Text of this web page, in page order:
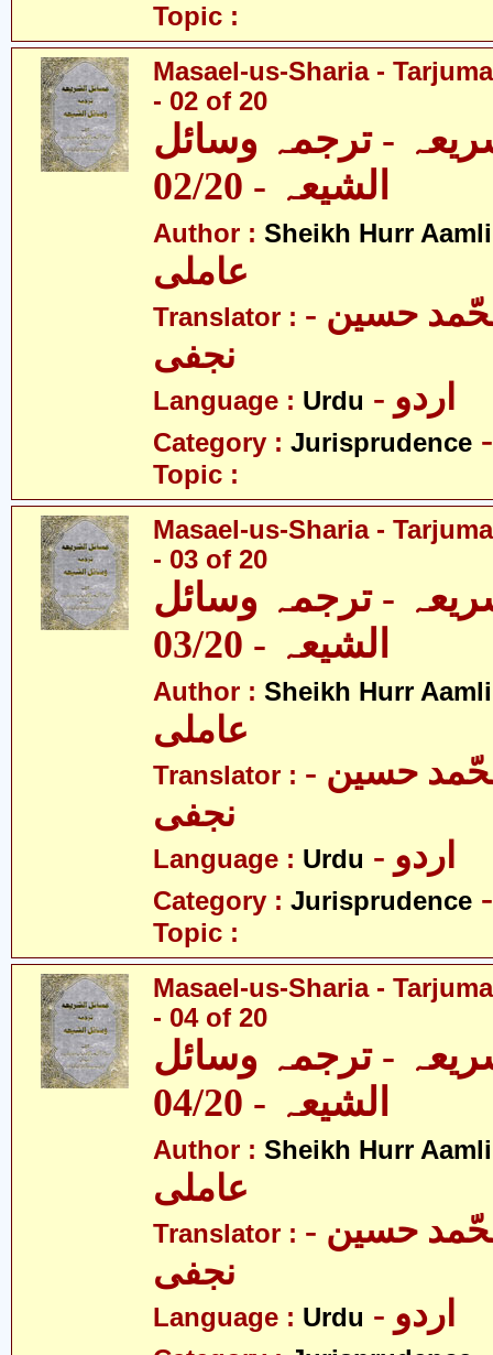
Topic :
Masael-us-Sharia -
- 02 of 20
- ترجمہ وسائل
الشیعہ - 02/20
Author : Sheikh Hurr Aamli
عاملی
Translator : - آیت اللہ محّمد حسین
نجفی
Language : Urdu - اردو
Category : Jurisprudence
Topic :
Masael-us-Sharia -
- 03 of 20
- ترجمہ وسائل
الشیعہ - 03/20
Author : Sheikh Hurr Aamli
عاملی
Translator : - آیت اللہ محّمد حسین
نجفی
Language : Urdu - اردو
Category : Jurisprudence
Topic :
Masael-us-Sharia -
- 04 of 20
- ترجمہ وسائل
الشیعہ - 04/20
Author : Sheikh Hurr Aamli
عاملی
Translator : - آیت اللہ محّمد حسین
نجفی
Language : Urdu - اردو